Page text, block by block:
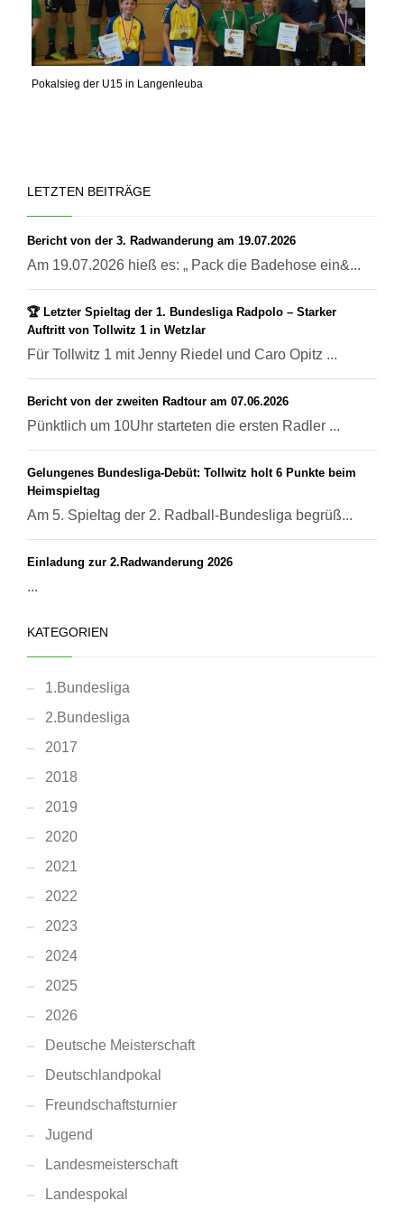
Pokalsieg der U15 in Langenleuba
LETZTEN BEITRÄGE
Bericht von der 3. Radwanderung am 19.07.2026
Am 19.07.2026 hieß es: „ Pack die Badehose ein&...
🏆 Letzter Spieltag der 1. Bundesliga Radpolo – Starker
Auftritt von Tollwitz 1 in Wetzlar
Für Tollwitz 1 mit Jenny Riedel und Caro Opitz ...
Bericht von der zweiten Radtour am 07.06.2026
Pünktlich um 10Uhr starteten die ersten Radler ...
Gelungenes Bundesliga-Debüt: Tollwitz holt 6 Punkte beim
Heimspieltag
Am 5. Spieltag der 2. Radball-Bundesliga begrüß...
Einladung zur 2.Radwanderung 2026
...
KATEGORIEN
1.Bundesliga
2.Bundesliga
2017
2018
2019
2020
2021
2022
2023
2024
2025
2026
Deutsche Meisterschaft
Deutschlandpokal
Freundschaftsturnier
Jugend
Landesmeisterschaft
Landespokal